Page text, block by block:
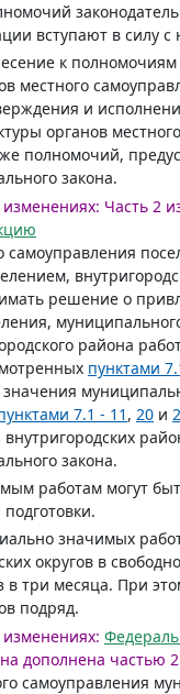
вступают в силу
к
местного
и
органов
полномочий,
закона.
Часть 2
решение о
муниципального
района
пунктами
7.1 - 11 , 20 и
внутригородских
закона.
работам могут
значимых
округов в
в три месяца. При
подряд.
дополнена частью
самоуправления